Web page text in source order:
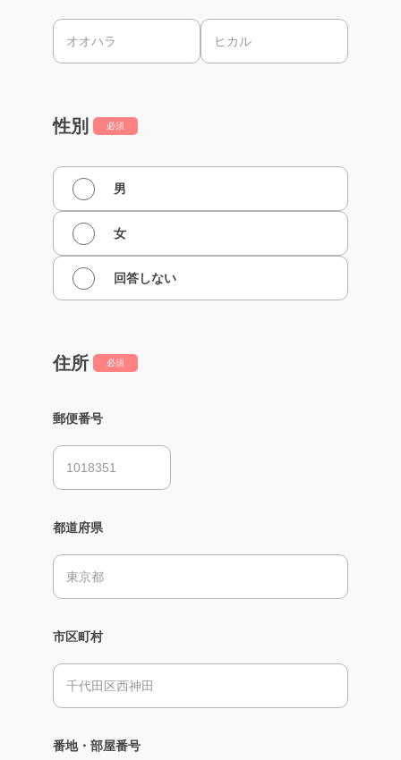
性別 必須
男
女
回答しない
住所 必須
郵便番号
都道府県
市区町村
番地・部屋番号